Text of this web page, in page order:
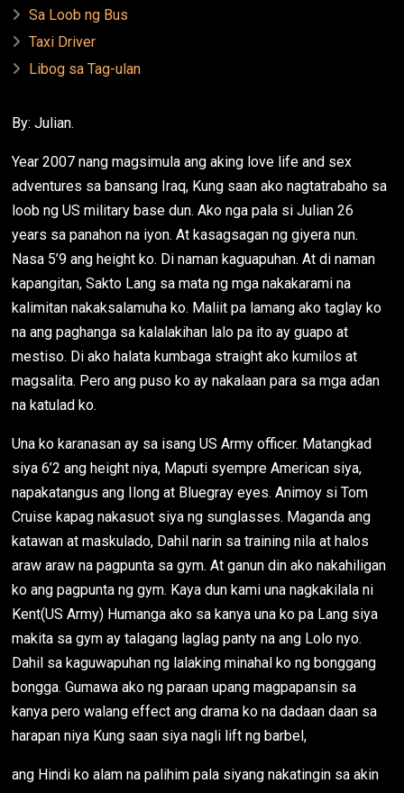
Sa Loob ng Bus
Taxi Driver
Libog sa Tag-ulan
By: Julian.
Year 2007 nang magsimula ang aking love life and sex
adventures sa bansang Iraq, Kung saan ako nagtatrabaho sa
loob ng US military base dun. Ako nga pala si Julian 26
years sa panahon na iyon. At kasagsagan ng giyera nun.
Nasa 5’9 ang height ko. Di naman kaguapuhan. At di naman
kapangitan, Sakto Lang sa mata ng mga nakakarami na
kalimitan nakaksalamuha ko. Maliit pa lamang ako taglay ko
na ang paghanga sa kalalakihan lalo pa ito ay guapo at
mestiso. Di ako halata kumbaga straight ako kumilos at
magsalita. Pero ang puso ko ay nakalaan para sa mga adan
na katulad ko.
Una ko karanasan ay sa isang US Army officer. Matangkad
siya 6’2 ang height niya, Maputi syempre American siya,
napakatangus ang Ilong at Bluegray eyes. Animoy si Tom
Cruise kapag nakasuot siya ng sunglasses. Maganda ang
katawan at maskulado, Dahil narin sa training nila at halos
araw araw na pagpunta sa gym. At ganun din ako nakahiligan
ko ang pagpunta ng gym. Kaya dun kami una nagkakilala ni
Kent(US Army) Humanga ako sa kanya una ko pa Lang siya
makita sa gym ay talagang laglag panty na ang Lolo nyo.
Dahil sa kaguwapuhan ng lalaking minahal ko ng bonggang
bongga. Gumawa ako ng paraan upang magpapansin sa
kanya pero walang effect ang drama ko na dadaan daan sa
harapan niya Kung saan siya nagli lift ng barbel,
ang Hindi ko alam na palihim pala siyang nakatingin sa akin